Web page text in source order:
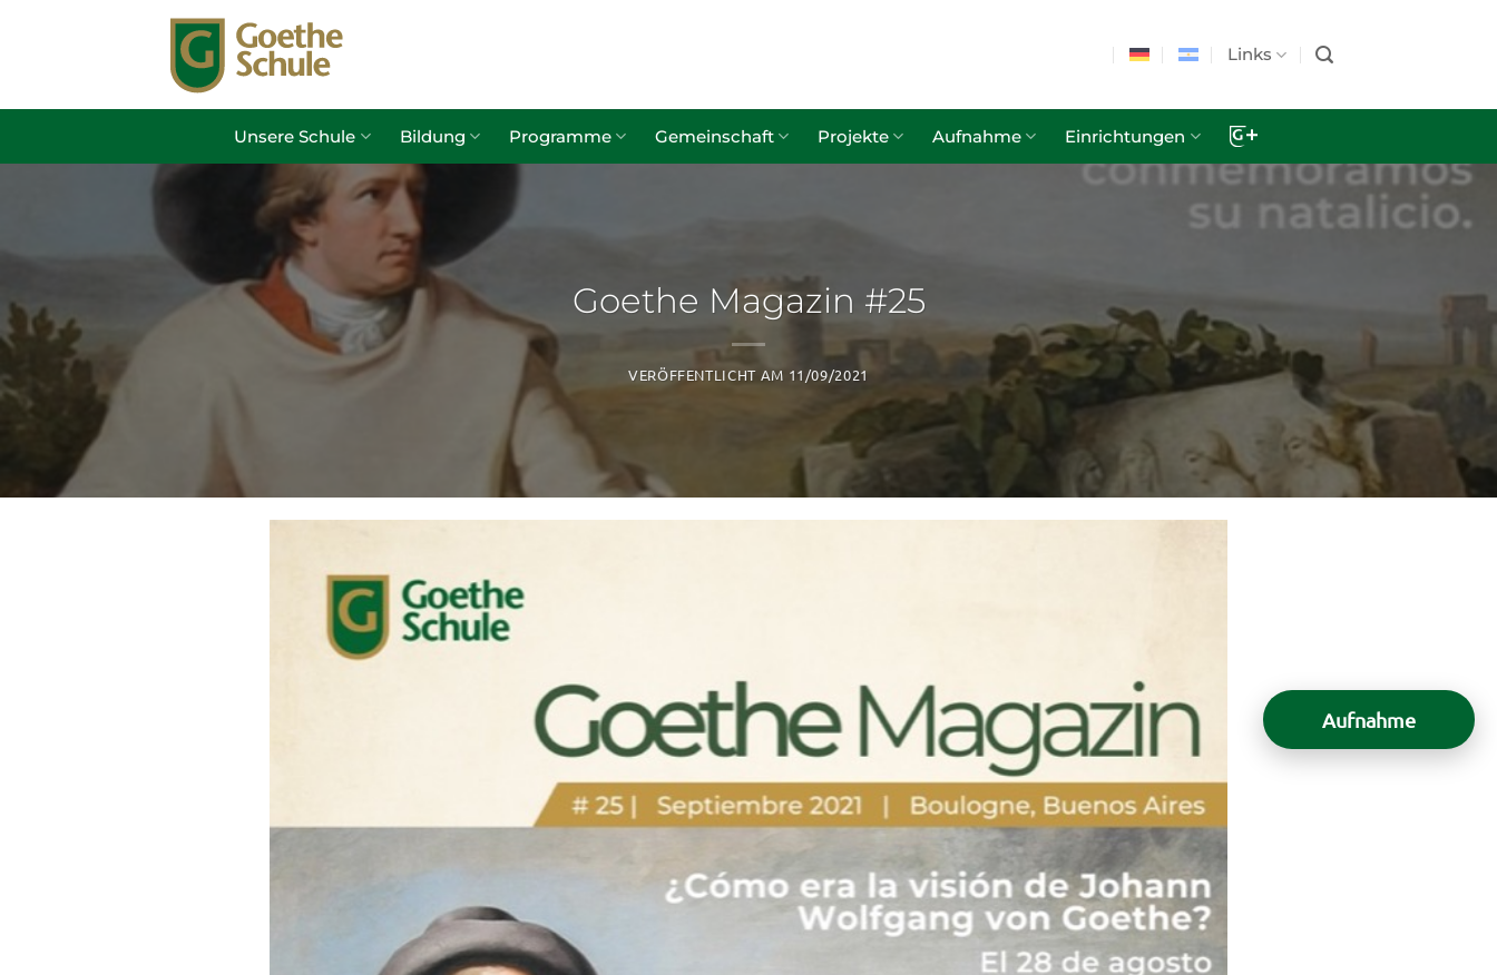
Links
Unsere Schule Bildung Programme Gemeinschaft Projekte Aufnahme Einrichtungen
Goethe Magazin #25
VERÖFFENTLICHT AM 11/09/2021
Aufnahme